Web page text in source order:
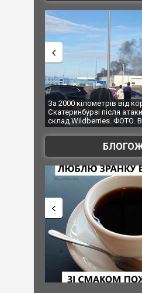
В Таїланді футболіст
блискавки під час
постраждали. ВІДЕО